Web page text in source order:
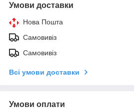
Умови доставки
Нова Пошта
Самовивіз
Самовивіз
Всі умови доставки
Умови оплати